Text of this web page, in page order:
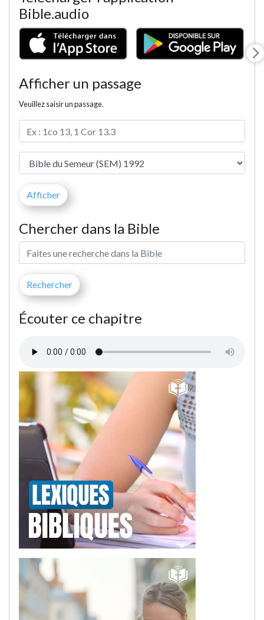
Bible.audio
Afficher un passage
Veuillez saisir un passage.
Chercher dans la Bible
Écouter ce chapitre